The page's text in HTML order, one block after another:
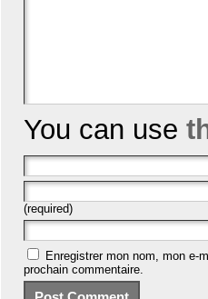
You can use
(required)
Enregistrer mon nom, mon e-
prochain commentaire.